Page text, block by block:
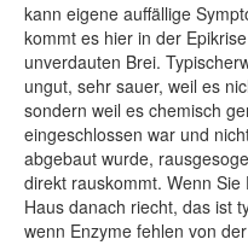
kann eigene auffällige
kommt es hier in der
unverdauten Brei.
ungut, sehr sauer, weil es
sondern weil es chemisch
eingeschlossen war und
abgebaut wurde,
direkt rauskommt. Wenn
Haus danach riecht, das ist
wenn Enzyme fehlen von